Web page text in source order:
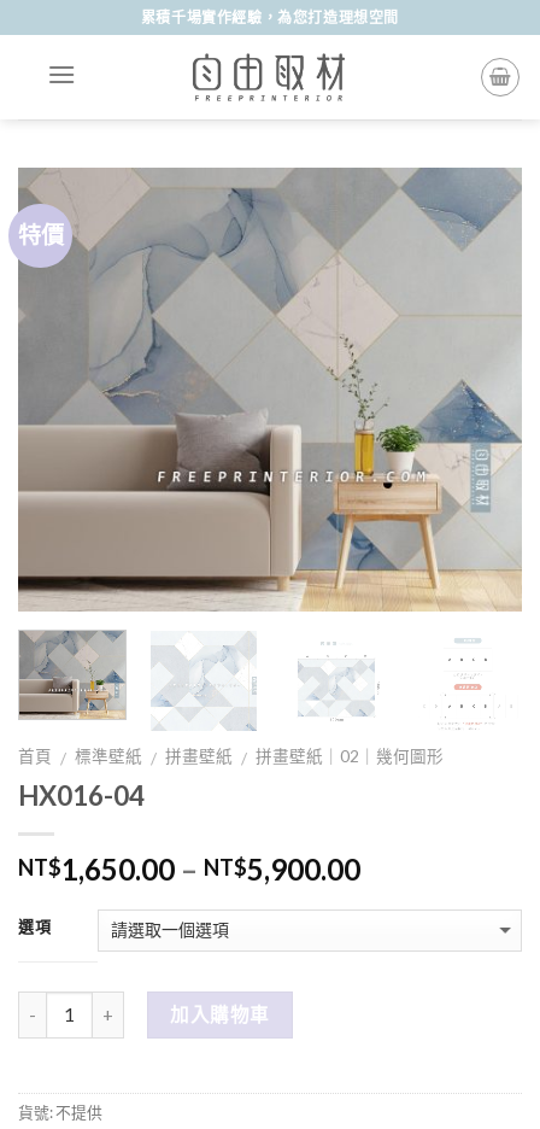
content
累積千場實作經驗，為您打造理想空間
特價
首頁 / 標準壁紙 / 拼畫壁紙 / 拼畫壁紙｜02｜幾何圖形
HX016-04
NT$1,650.00 – NT$5,900.00
選項
加入購物車
貨號:不提供